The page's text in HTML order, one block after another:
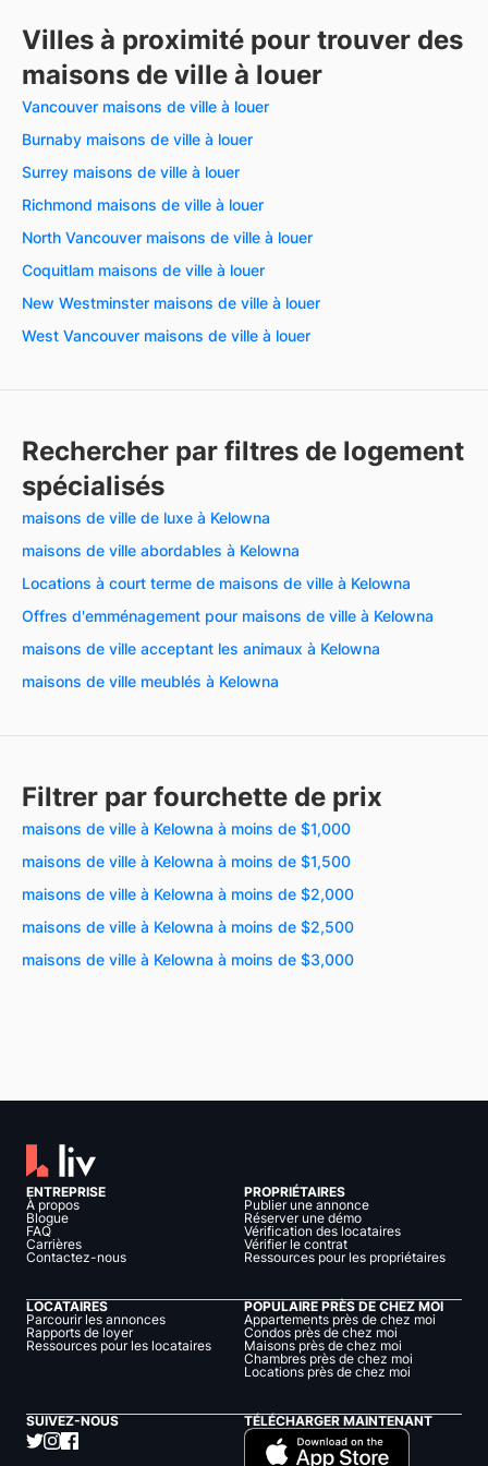
Villes à proximité pour trouver des
maisons de ville à louer
Vancouver maisons de ville à louer
Burnaby maisons de ville à louer
Surrey maisons de ville à louer
Richmond maisons de ville à louer
North Vancouver maisons de ville à louer
Coquitlam maisons de ville à louer
New Westminster maisons de ville à louer
West Vancouver maisons de ville à louer
Rechercher par filtres de logement
spécialisés
maisons de ville de luxe à Kelowna
maisons de ville abordables à Kelowna
Locations à court terme de maisons de ville à Kelowna
Offres d'emménagement pour maisons de ville à Kelowna
maisons de ville acceptant les animaux à Kelowna
maisons de ville meublés à Kelowna
Filtrer par fourchette de prix
maisons de ville à Kelowna à moins de $1,000
maisons de ville à Kelowna à moins de $1,500
maisons de ville à Kelowna à moins de $2,000
maisons de ville à Kelowna à moins de $2,500
maisons de ville à Kelowna à moins de $3,000
ENTREPRISE
À propos
Blogue
FAQ
Carrières
Contactez-nous
PROPRIÉTAIRES
Publier une annonce
Réserver une démo
Vérification des locataires
Vérifier le contrat
Ressources pour les propriétaires
LOCATAIRES
Parcourir les annonces
Rapports de loyer
Ressources pour les locataires
POPULAIRE PRÈS DE CHEZ MOI
Appartements près de chez moi
Condos près de chez moi
Maisons près de chez moi
Chambres près de chez moi
Locations près de chez moi
SUIVEZ-NOUS TÉLÉCHARGER MAINTENANT